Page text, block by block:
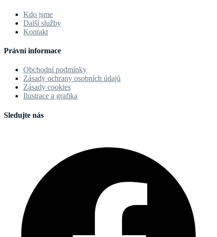
Kdo jsme
Další služby
Kontakt
Právní informace
Obchodní podmínky
Zásady ochrany osobních údajů
Zásady cookies
Ilustrace a grafika
Sledujte nás